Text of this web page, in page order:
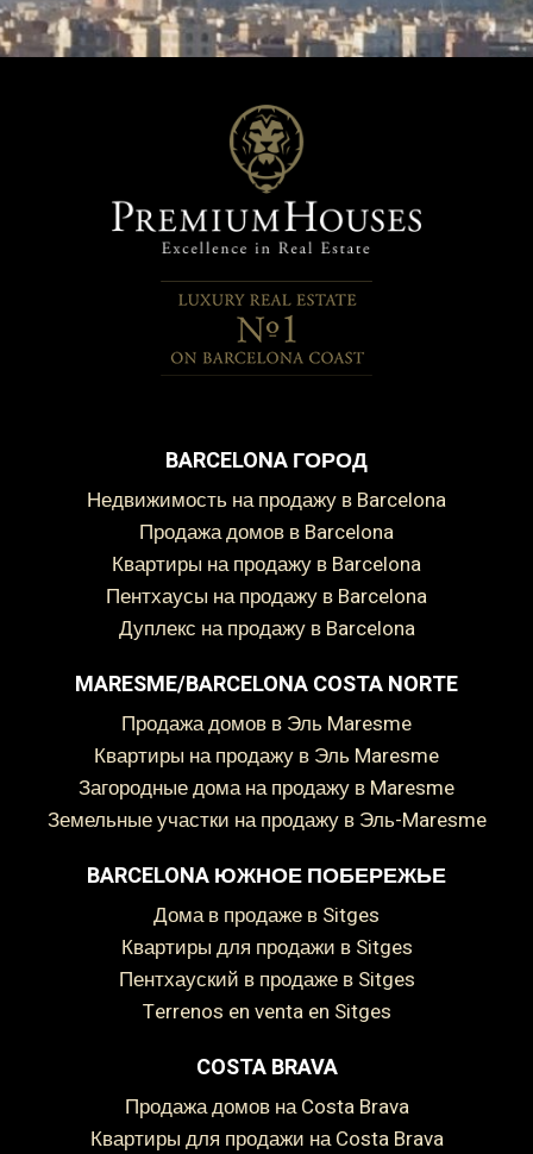
BARCELONA ГОРОД
Недвижимость на продажу в Barcelona
Продажа домов в Barcelona
Квартиры на продажу в Barcelona
Пентхаусы на продажу в Barcelona
Дуплекс на продажу в Barcelona
MARESME/BARCELONA COSTA NORTE
Продажа домов в Эль Maresme
Квартиры на продажу в Эль Maresme
Загородные дома на продажу в Maresme
Земельные участки на продажу в Эль-Maresme
BARCELONA ЮЖНОЕ ПОБЕРЕЖЬЕ
дома в продаже в Sitges
Квартиры для продажи в Sitges
пентхауский в продаже в Sitges
Terrenos en venta en Sitges
COSTA BRAVA
Продажа домов на Costa Brava
Квартиры для продажи на Costa Brava